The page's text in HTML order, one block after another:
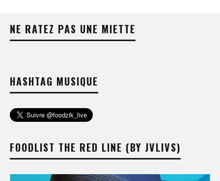
NE RATEZ PAS UNE MIETTE
HASHTAG MUSIQUE
FOODLIST THE RED LINE (BY JVLIVS)